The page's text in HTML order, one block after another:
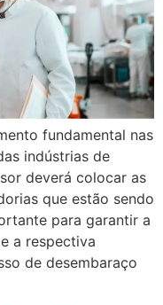
fundamental nas
indústrias de
deverá colocar as
que estão sendo
para garantir a
a respectiva
de desembaraço